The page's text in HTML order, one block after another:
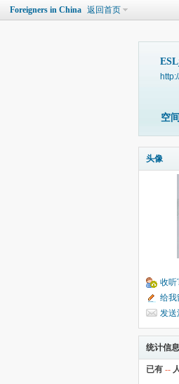
Foreigners in China 返回首页
空
头像
收听
给我
发送
统计信息
已有 --